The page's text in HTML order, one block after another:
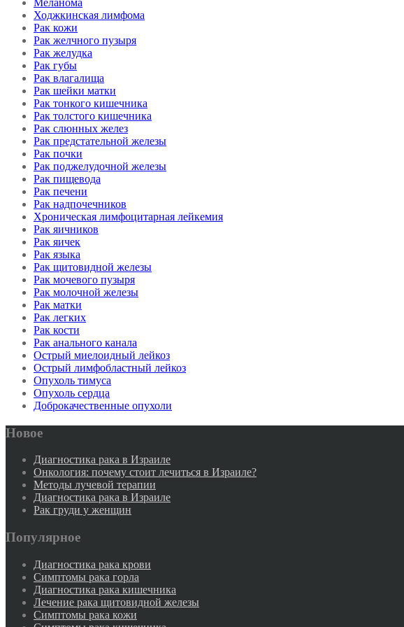
Ходжкинская лимфома
Рак кожи
Рак желчного пузыря
Рак желудка
Рак губы
Рак влагалища
Рак шейки матки
Рак тонкого кишечника
Рак толстого кишечника
Рак слюнных желез
Рак предстательной железы
Рак почки
Рак поджелудочной железы
Рак пищевода
Рак печени
Рак надпочечников
Хроническая лимфоцитарная лейкемия
Рак яичников
Рак яичек
Рак языка
Рак щитовидной железы
Рак мочевого пузыря
Рак молочной железы
Рак матки
Рак легких
Рак кости
Рак анального канала
Острый миелоидный лейкоз
Острый лимфобластный лейкоз
Опухоль тимуса
Опухоль сердца
Доброкачественные опухоли
Новое
Диагностика рака в Израиле
Онкология: почему стоит лечиться в Израиле?
Методы лучевой терапии
Диагностика рака в Израиле
Рак груди у женщин
Популярное
Диагностика рака крови
Симптомы рака горла
Диагностика рака кишечника
Лечение рака щитовидной железы
Симптомы рака кожи